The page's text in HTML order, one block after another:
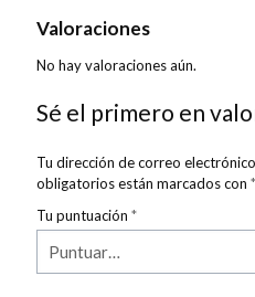
Valoraciones
No hay valoraciones aún.
Sé el primero en
Tu dirección de correo
obligatorios están marcados con *
Tu puntuación *